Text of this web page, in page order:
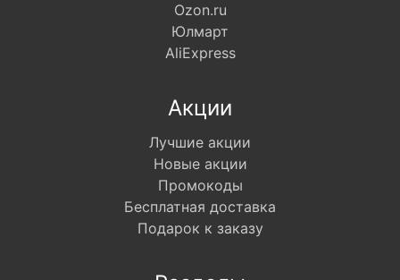
Ozon.ru
Юлмарт
AliExpress
Акции
Лучшие акции
Новые акции
Промокоды
Бесплатная доставка
Подарок к заказу